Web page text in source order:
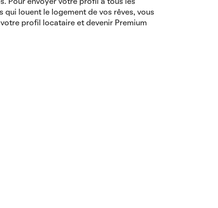
Pour envoyer votre profil à tous les
qui louent le logement de vos rêves, vous
profil locataire et devenir Premium